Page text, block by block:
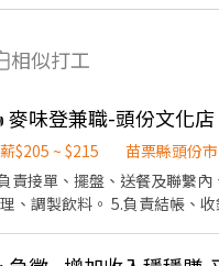
相似打工
麥味登兼職-頭份文化店
$205 ~ $215
苗栗縣頭份市
責接單、擺盤、送餐及聯繫
、調製飲料。 5.負責結帳、